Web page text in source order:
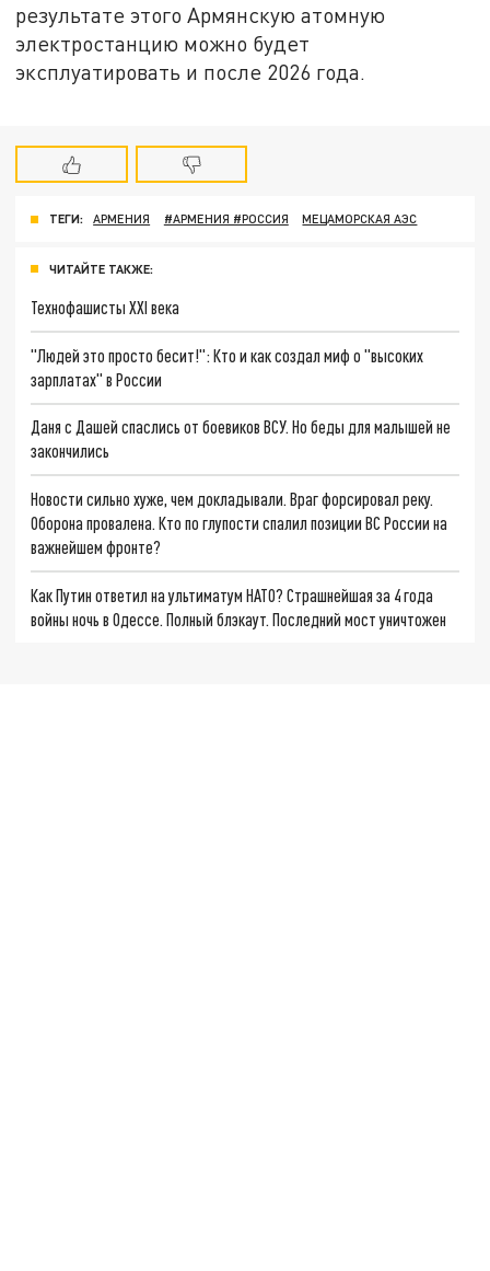
результате этого Армянскую атомную
электростанцию можно будет
эксплуатировать и после 2026 года.
ТЕГИ: АРМЕНИЯ #АРМЕНИЯ #РОССИЯ МЕЦАМОРСКАЯ АЭС
ЧИТАЙТЕ ТАКЖЕ:
Технофашисты XXI века
"Людей это просто бесит!": Кто и как создал миф о "высоких
зарплатах" в России
Даня с Дашей спаслись от боевиков ВСУ. Но беды для малышей не
закончились
Новости сильно хуже, чем докладывали. Враг форсировал реку.
Оборона провалена. Кто по глупости спалил позиции ВС России на
важнейшем фронте?
Как Путин ответил на ультиматум НАТО? Страшнейшая за 4 года
войны ночь в Одессе. Полный блэкаут. Последний мост уничтожен